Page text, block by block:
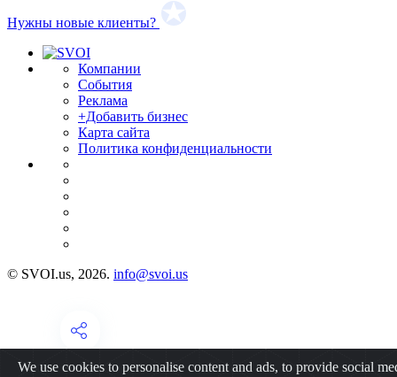
Нужны новые клиенты?
Компании
События
Реклама
+Добавить бизнес
Карта сайта
Политика конфиденциальности
© SVOI.us, 2026. info@svoi.us
We use cookies to personalise content and ads, to provide social